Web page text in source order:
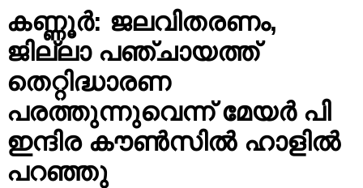
കണ്ണൂർ: ജലവിതരണം,
ജില്ലാ പഞ്ചായത്ത്
തെറ്റിദ്ധാരണ
പരത്തുന്നുവെന്ന് മേയർ പി
ഇന്ദിര കൗൺസിൽ ഹാളിൽ
പറഞ്ഞു